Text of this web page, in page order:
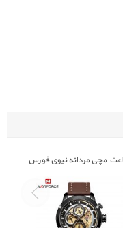
مچی مردانه نیوی فورس